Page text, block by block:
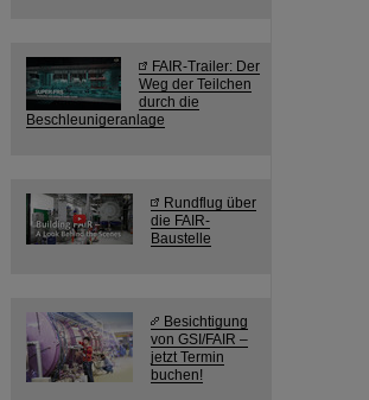
FAIR-Trailer: Der
Weg der Teilchen
durch die
Beschleunigeranlage
Rundflug über
die FAIR-
Baustelle
Besichtigung
von GSI/FAIR –
jetzt Termin
buchen!